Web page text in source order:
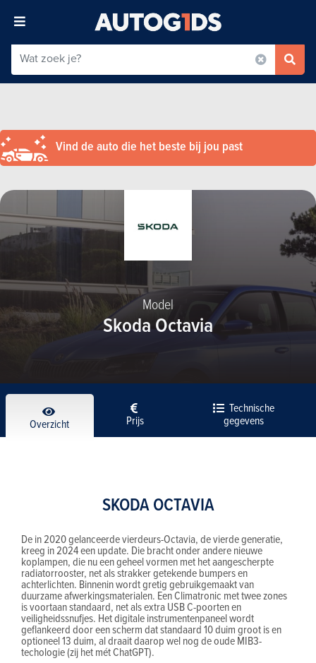
Vind de auto die het beste bij jou past
Model
Skoda Octavia
Overzicht Prijs
Technische
gegevens
SKODA OCTAVIA
De in 2020 gelanceerde vierdeurs-Octavia, de vierde generatie,
kreeg in 2024 een update. Die bracht onder andere nieuwe
koplampen, die nu een geheel vormen met het aangescherpte
radiatorrooster, net als strakker getekende bumpers en
achterlichten. Binnenin wordt gretig gebruikgemaakt van
duurzame afwerkingsmaterialen. Een Climatronic met twee zones
is voortaan standaard, net als extra USB C-poorten en
veiligheidssnufjes. Het digitale instrumentenpaneel wordt
geflankeerd door een scherm dat standaard 10 duim groot is en
optioneel 13 duim, al draait daarop wel nog de oude MIB3-
techologie (zij het mét ChatGPT).